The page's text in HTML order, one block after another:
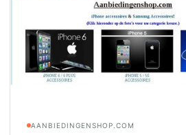
AANBIEDINGENSHOP.COM